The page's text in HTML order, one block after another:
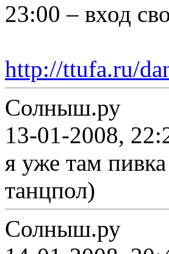
23:00 – вход
http://ttufa.ru/
Солныш.ру
13-01-2008,
я уже там
танцпол)
Солныш.ру